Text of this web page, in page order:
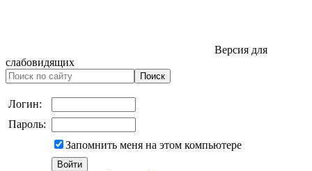
Версия для
слабовидящих
Логин:
Пароль:
Запомнить меня на этом компьютере